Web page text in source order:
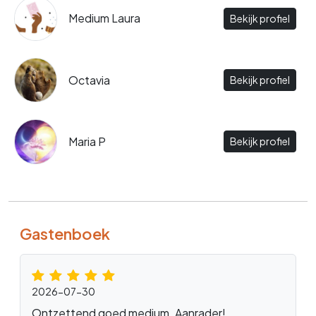
Medium Laura Bekijk profiel
Octavia Bekijk profiel
Maria P Bekijk profiel
Gastenboek
2026-07-30
Ontzettend goed medium. Aanrader!